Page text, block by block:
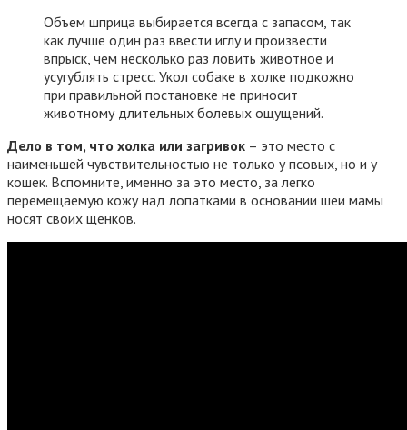
Объем шприца выбирается всегда с запасом, так
как лучше один раз ввести иглу и произвести
впрыск, чем несколько раз ловить животное и
усугублять стресс. Укол собаке в холке подкожно
при правильной постановке не приносит
животному длительных болевых ощущений.
Дело в том, что холка или загривок – это место с
наименьшей чувствительностью не только у псовых, но и у
кошек. Вспомните, именно за это место, за легко
перемещаемую кожу над лопатками в основании шеи мамы
носят своих щенков.